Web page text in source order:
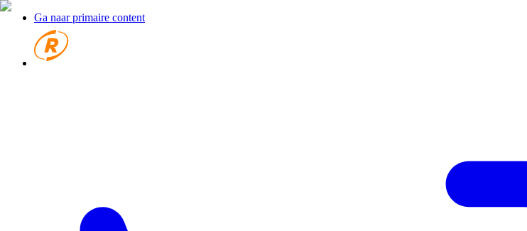
Ga naar primaire content